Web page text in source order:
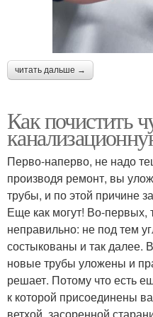
читать дальше →
Как почистить
Перво-наперво, не надо
производя ремонт, вы
трубы, и по этой причине
Еще как могут! Во-
неправильно: не под тем
состыкованы и так далее.
новые трубы уложены и
решает. Потому что есть
к которой присоединены